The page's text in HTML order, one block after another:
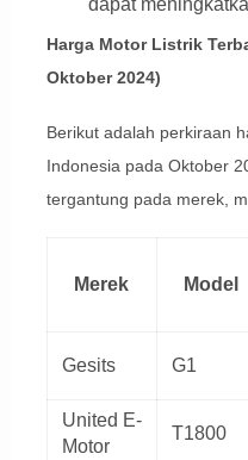
dapat
Harga Motor Listrik
Oktober 2024)
Berikut adalah perkiraan
Indonesia pada Oktober
tergantung pada merek,
Merek Model
Gesits G1
United E-
Motor
T1800